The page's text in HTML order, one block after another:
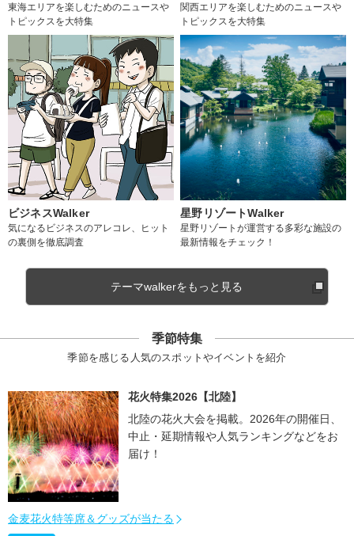
東海エリアを楽しむためのニュースや
トピックスを大特集
関西エリアを楽しむためのニュースや
トピックスを大特集
ビジネスWalker
気になるビジネスのアレコレ、ヒット
の裏側を徹底調査
星野リゾートWalker
星野リゾートが運営する多彩な施設の
最新情報をチェック！
テーマwalkerをもっと見る
季節特集
季節を感じる人気のスポットやイベントを紹介
花火特集2026【北陸】
北陸の花火大会を掲載。2026年の開催日、
中止・延期情報や人気ランキングなどをお
届け！
金麦花火特等席＆グッズが当たる